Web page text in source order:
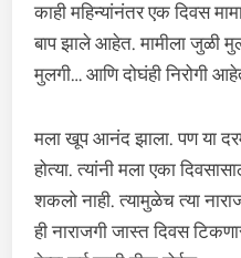
काही महिन्यांनंतर एक दिवस
बाप झाले आहेत. मामीला जुळी
मुलगी… आणि दोघंही निरोगी
मला खूप आनंद झाला. पण या
होत्या. त्यांनी मला एका
शकलो नाही. त्यामुळेच त्या
ही नाराजगी जास्त दिवस